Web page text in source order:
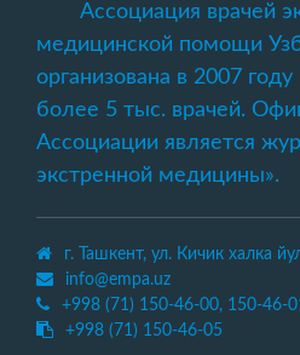
Ассоциация врачей
медицинской помощи
организована в 2007
более 5 тыс. врачей.
Ассоциации является
экстренной медицины».
г. Ташкент, ул. Кичик халка
info@empa.uz
+998 (71) 150-46-00, 150-46-
+998 (71) 150-46-05